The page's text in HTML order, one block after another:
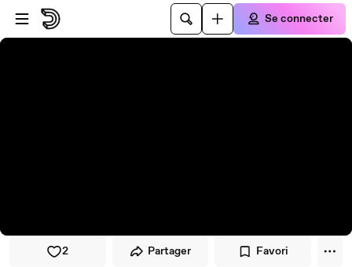
Passer au player
Passer au contenu principal
Se connecter
2 Partager Favori